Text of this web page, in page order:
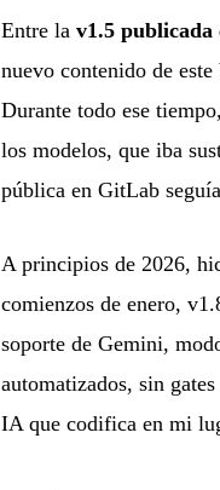
Entre la v1.5 publicada
nuevo contenido de
Durante todo ese
los modelos, que iba
pública en GitLab
A principios de 2026,
comienzos de enero,
soporte de Gemini,
automatizados, sin
IA que codifica en mi